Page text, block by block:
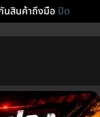
นสินค้าถึงมือปิด